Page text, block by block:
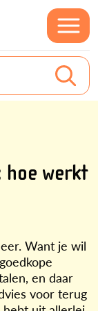
hoe werkt
Want je wil
en daar
voor terug